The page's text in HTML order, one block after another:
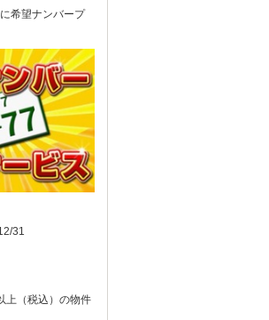
希望ナンバープ
31
上（税込）の物件